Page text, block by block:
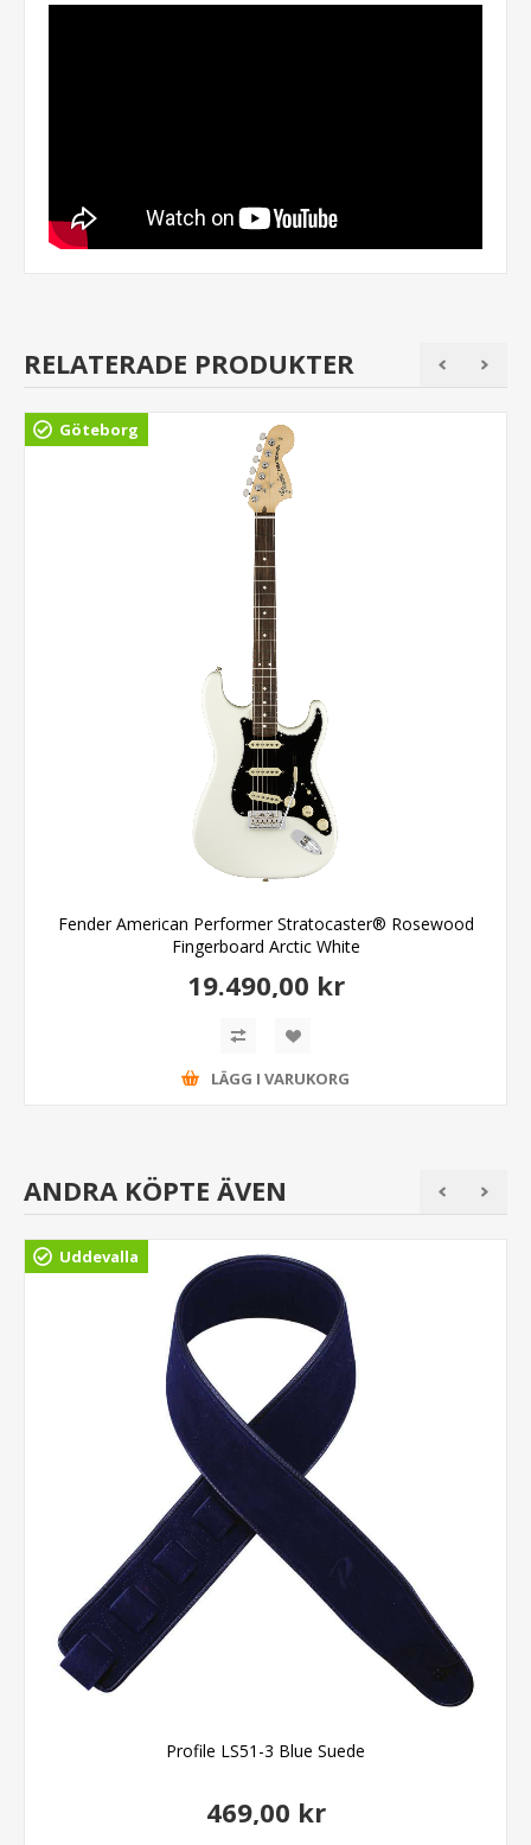
RELATERADE PRODUKTER
Göteborg
Fender American Performer Stratocaster® Rosewood
Fingerboard Arctic White
19.490,00 kr
LÄGG I VARUKORG
ANDRA KÖPTE ÄVEN
Uddevalla
Profile LS51-3 Blue Suede
469,00 kr